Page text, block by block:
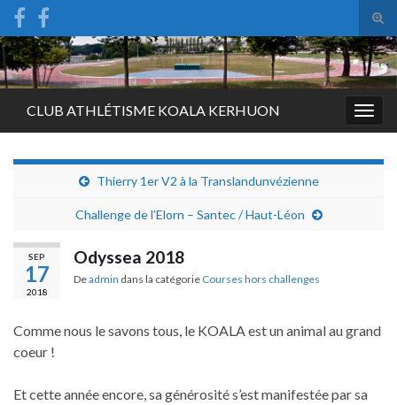
Search for:
CLUB ATHLÉTISME KOALA KERHUON
Thierry 1er V2 à la Translandunvézienne
Challenge de l’Elorn – Santec / Haut-Léon
SEP
17
2018
Odyssea 2018
Deadmin dans la catégorie Courses hors challenges
Comme nous le savons tous, le KOALA est un animal au grand
coeur !
Et cette année encore, sa générosité s’est manifestée par sa